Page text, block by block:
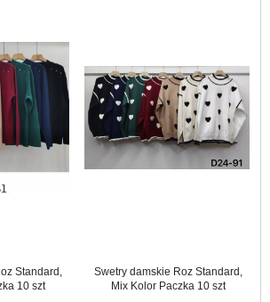
Standard,
10 szt
Swetry damskie Roz Standard,
Mix Kolor Paczka 10 szt